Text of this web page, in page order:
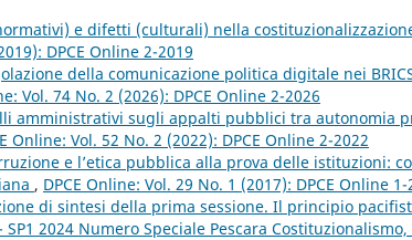
e difetti (culturali) nella
DPCE Online 2-2019
della comunicazione politica digitale nei
Vol. 74 No. 2 (2026): DPCE Online 2-2026
amministrativi sugli appalti pubblici tra autonomia
Online: Vol. 52 No. 2 (2022): DPCE Online 2-2022
e l’etica pubblica alla prova delle istituzioni:
, DPCE Online: Vol. 29 No. 1 (2017): DPCE Online 1-
di sintesi della prima sessione. Il principio
- SP1 2024 Numero Speciale Pescara